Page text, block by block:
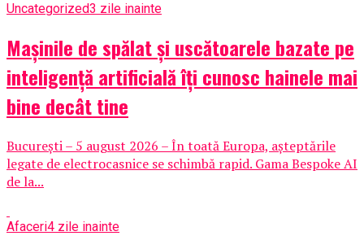
Uncategorized3 zile inainte
Mașinile de spălat și uscătoarele bazate pe
inteligență artificială îți cunosc hainele mai
bine decât tine
București – 5 august 2026 – În toată Europa, așteptările
legate de electrocasnice se schimbă rapid. Gama Bespoke AI
de la...
Afaceri4 zile inainte